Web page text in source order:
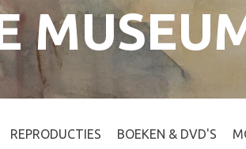
REPRODUCTIES BOEKEN & DVD'S